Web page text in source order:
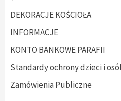
DEKORACJE KOŚCIOŁA
INFORMACJE
KONTO BANKOWE PARAFII
Standardy ochrony dzieci i
Zamówienia Publiczne